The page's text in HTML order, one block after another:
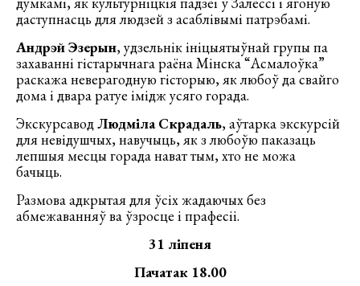
даступнасць для людзей з асаблівымі патрэбамі.
Андрэй Эзерын, удзельнік ініцыятыўнай групы па
захаванні гістарычнага раёна Мінска “Асмалоўка”
раскажа неверагодную гісторыю, як любоў да свайго
дома і двара ратуе імідж усяго горада.
ЭкскурсаводЛюдміла Скрадаль, аўтарка экскурсій
для невідушчых, навучыць, як з любоўю паказаць
лепшыя месцы горада нават тым, хто не можа
бачыць.
Размова адкрытая для ўсіх жадаючых без
абмежаванняў ва ўзросце і прафесіі.
31 ліпеня
Пачатак 18.00